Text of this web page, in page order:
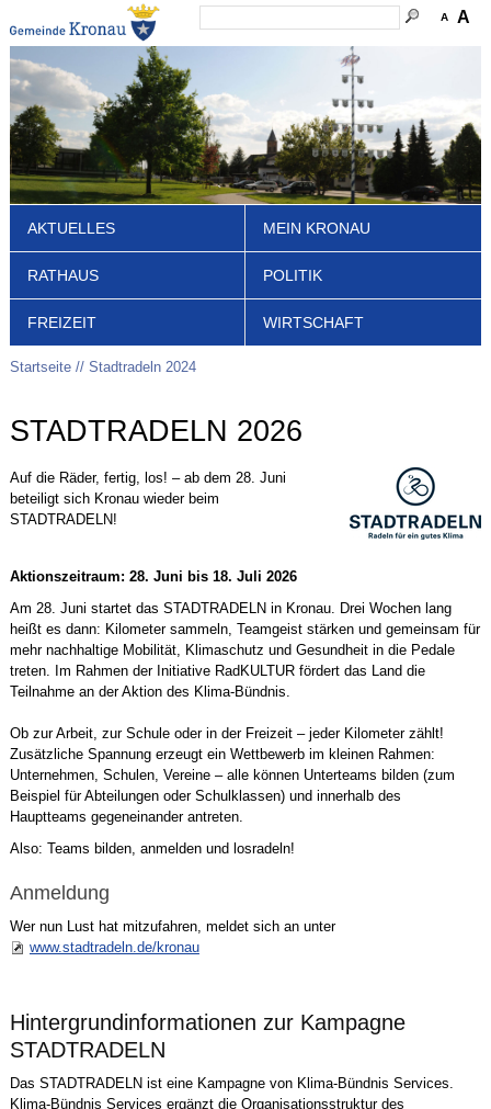
A A
AKTUELLES MEIN KRONAU
RATHAUS POLITIK
FREIZEIT WIRTSCHAFT
Startseite Stadtradeln 2024
STADTRADELN 2026
Auf die Räder, fertig, los! – ab dem 28. Juni
beteiligt sich Kronau wieder beim
STADTRADELN!
Aktionszeitraum: 28. Juni bis 18. Juli 2026
Am 28. Juni startet das STADTRADELN in Kronau. Drei Wochen lang
heißt es dann: Kilometer sammeln, Teamgeist stärken und gemeinsam für
mehr nachhaltige Mobilität, Klimaschutz und Gesundheit in die Pedale
treten. Im Rahmen der Initiative RadKULTUR fördert das Land die
Teilnahme an der Aktion des Klima-Bündnis.
Ob zur Arbeit, zur Schule oder in der Freizeit – jeder Kilometer zählt!
Zusätzliche Spannung erzeugt ein Wettbewerb im kleinen Rahmen:
Unternehmen, Schulen, Vereine – alle können Unterteams bilden (zum
Beispiel für Abteilungen oder Schulklassen) und innerhalb des
Hauptteams gegeneinander antreten.
Also: Teams bilden, anmelden und losradeln!
Anmeldung
Wer nun Lust hat mitzufahren, meldet sich an unter
www.stadtradeln.de/kronau
Hintergrundinformationen zur Kampagne
STADTRADELN
Das STADTRADELN ist eine Kampagne von Klima-Bündnis Services.
Klima-Bündnis Services ergänzt die Organisationsstruktur des